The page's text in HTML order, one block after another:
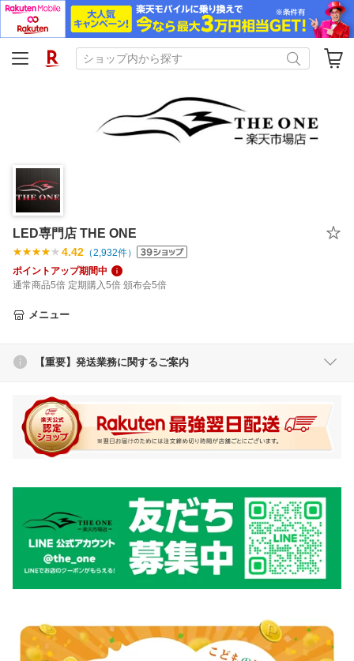
LED専門店 THE ONE
4.42 （2,932件）
ポイントアップ期間中
通常商品5倍 定期購入5倍 頒布会5倍
メニュー
【重要】発送業務に関するご案内